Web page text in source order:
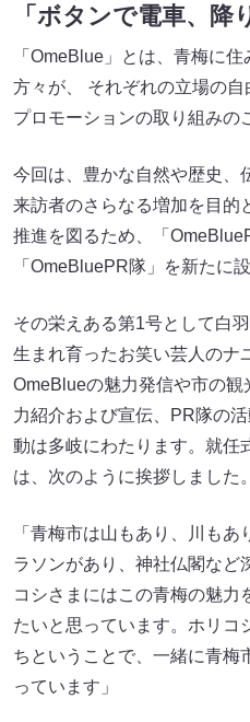
「ボタンで電車、降
「OmeBlue」とは、青梅に
方々が、 それぞれの立場の
プロモーションの取り組みの
今回は、豊かな自然や歴史、
来訪者のさらなる増加を目的
推進を図るため、「
「OmeBluePR隊」を新たに
その栄えある第1号として白
生まれ育ったお笑い芸人のナ
OmeBlueの魅力発信や市の
力紹介および宣伝、PR隊の
動は多岐にわたります。就任
は、次のように挨拶しました。
「青梅市は山もあり、川も
ラソンがあり、神社仏閣など
コシさまにはこの青梅の魅力
たいと思っています。ホリコ
ちということで、一緒に青梅
っています」